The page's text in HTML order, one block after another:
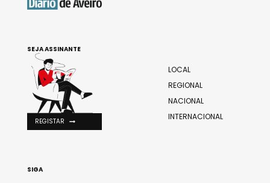
LOCAL
REGIONAL
NACIONAL
INTERNACIONAL
SEJA ASSINANTE
REGISTAR
SIGA